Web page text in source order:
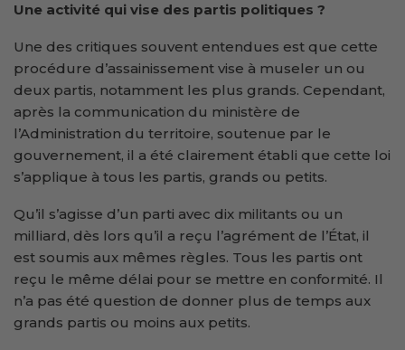
Une activité qui vise des partis politiques ?
Une des critiques souvent entendues est que cette
procédure d’assainissement vise à museler un ou
deux partis, notamment les plus grands. Cependant,
après la communication du ministère de
l’Administration du territoire, soutenue par le
gouvernement, il a été clairement établi que cette loi
s’applique à tous les partis, grands ou petits.
Qu’il s’agisse d’un parti avec dix militants ou un
milliard, dès lors qu’il a reçu l’agrément de l’État, il
est soumis aux mêmes règles. Tous les partis ont
reçu le même délai pour se mettre en conformité. Il
n’a pas été question de donner plus de temps aux
grands partis ou moins aux petits.